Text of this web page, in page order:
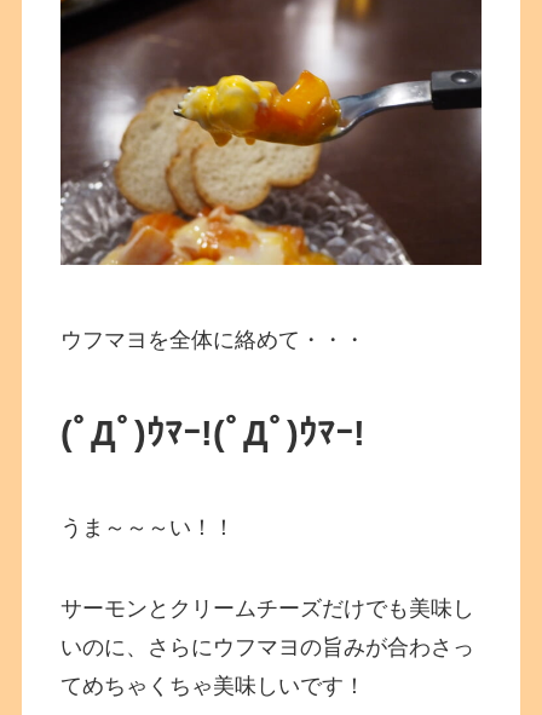
ウフマヨを全体に絡めて・・・
(ﾟДﾟ)ｳﾏｰ!(ﾟДﾟ)ｳﾏｰ!
うま～～～い！！
サーモンとクリームチーズだけでも美味し
いのに、さらにウフマヨの旨みが合わさっ
てめちゃくちゃ美味しいです！